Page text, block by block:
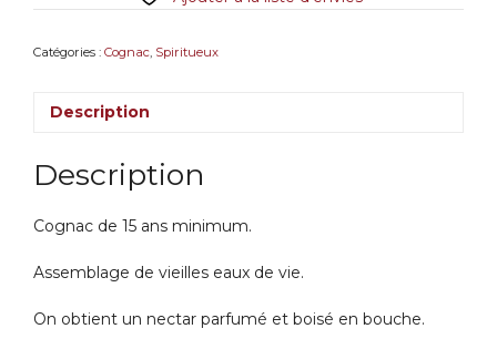
Raz
Babin
Catégories : Cognac Spiritueux
Description
Description
Cognac de 15 ans minimum.
Assemblage de vieilles eaux de vie.
On obtient un nectar parfumé et boisé en bouche.